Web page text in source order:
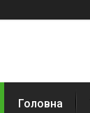
Головна